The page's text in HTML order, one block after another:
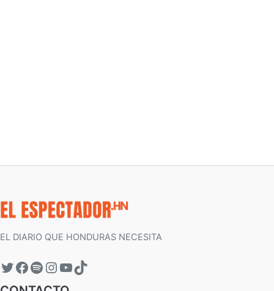
EL DIARIO QUE HONDURAS NECESITA